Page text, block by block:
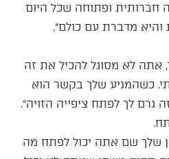
חברותית ופתוחה שכל היום
מדברת עם כולם״.
אתה לא מסוגל להכיל את זה
כשהמניע שלך בקשר הוא
גרם לך לפתח ציפייה הזויה״.
שלך שם אתה יכול לפתח מה